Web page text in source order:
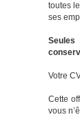
toutes
ses
Seules
Votre
Cette
vous